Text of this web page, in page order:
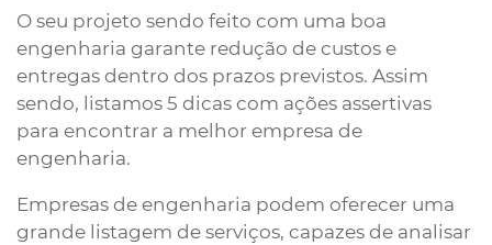
O seu projeto sendo feito com uma boa
engenharia garante redução de custos e
entregas dentro dos prazos previstos. Assim
sendo, listamos 5 dicas com ações assertivas
para encontrar a melhor empresa de
engenharia.
Empresas de engenharia podem oferecer uma
grande listagem de serviços, capazes de analisar